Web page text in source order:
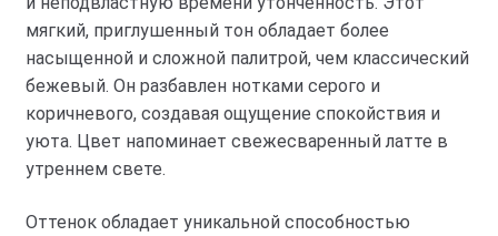
мягкий, приглушенный тон обладает более
насыщенной и сложной палитрой, чем классический
бежевый. Он разбавлен нотками серого и
коричневого, создавая ощущение спокойствия и
уюта. Цвет напоминает свежесваренный латте в
утреннем свете.
Оттенок обладает уникальной способностью